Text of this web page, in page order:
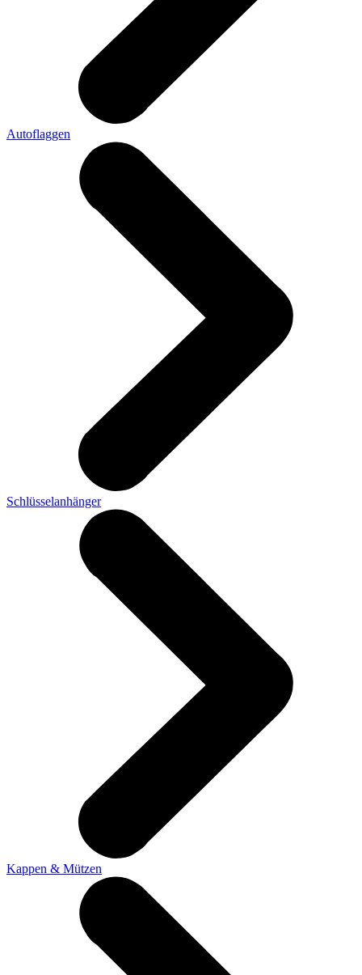
Autoflaggen
Schlüsselanhänger
Kappen & Mützen